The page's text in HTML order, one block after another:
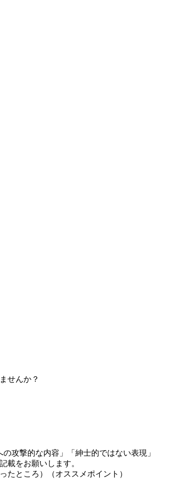
せんか？
攻撃的な内容」「紳士的ではない表現」
載をお願いします。
たところ）（オススメポイント）